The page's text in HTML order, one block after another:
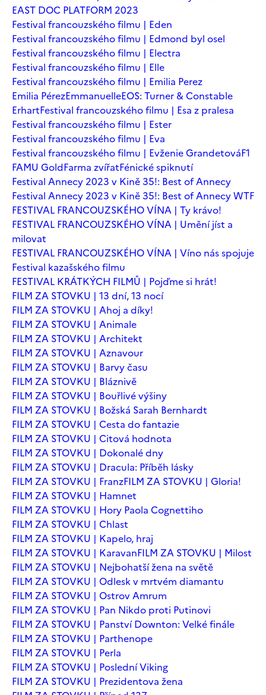
EAST DOC PLATFORM 2023
Festival francouzského filmu | Eden
Festival francouzského filmu | Edmond byl osel
Festival francouzského filmu | Electra
Festival francouzského filmu | Elle
Festival francouzského filmu | Emilia Perez
Emilia PérezEmmanuelleEOS: Turner & Constable
ErhartFestival francouzského filmu | Esa z pralesa
Festival francouzského filmu | Ester
Festival francouzského filmu | Eva
Festival francouzského filmu | Evženie GrandetováF1
FAMU GoldFarma zvířatFénické spiknutí
Festival Annecy 2023 v Kině 35!: Best of Annecy
Festival Annecy 2023 v Kině 35!: Best of Annecy WTF
FESTIVAL FRANCOUZSKÉHO VÍNA | Ty krávo!
FESTIVAL FRANCOUZSKÉHO VÍNA | Umění jíst a
milovat
FESTIVAL FRANCOUZSKÉHO VÍNA | Víno nás spojuje
Festival kazašského filmu
FESTIVAL KRÁTKÝCH FILMŮ | Pojďme si hrát!
FILM ZA STOVKU | 13 dní, 13 nocí
FILM ZA STOVKU | Ahoj a díky!
FILM ZA STOVKU | Animale
FILM ZA STOVKU | Architekt
FILM ZA STOVKU | Aznavour
FILM ZA STOVKU | Barvy času
FILM ZA STOVKU | Bláznivě
FILM ZA STOVKU | Bouřlivé výšiny
FILM ZA STOVKU | Božská Sarah Bernhardt
FILM ZA STOVKU | Cesta do fantazie
FILM ZA STOVKU | Citová hodnota
FILM ZA STOVKU | Dokonalé dny
FILM ZA STOVKU | Dracula: Příběh lásky
FILM ZA STOVKU | FranzFILM ZA STOVKU | Gloria!
FILM ZA STOVKU | Hamnet
FILM ZA STOVKU | Hory Paola Cognettiho
FILM ZA STOVKU | Chlast
FILM ZA STOVKU | Kapelo, hraj
FILM ZA STOVKU | KaravanFILM ZA STOVKU | Milost
FILM ZA STOVKU | Nejbohatší žena na světě
FILM ZA STOVKU | Odlesk v mrtvém diamantu
FILM ZA STOVKU | Ostrov Amrum
FILM ZA STOVKU | Pan Nikdo proti Putinovi
FILM ZA STOVKU | Panství Downton: Velké finále
FILM ZA STOVKU | Parthenope
FILM ZA STOVKU | Perla
FILM ZA STOVKU | Poslední Viking
FILM ZA STOVKU | Prezidentova žena